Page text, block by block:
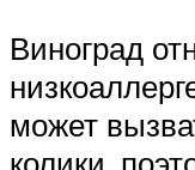
Виноград
может